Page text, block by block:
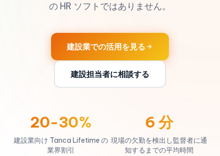
の HR ソフトではありません。
建設業での活用を見る
建設担当者に相談する
20-30%
建設業向け Tanca Lifetime の
業界割引
6 分
現場の欠勤を検出し監督者に通
知するまでの平均時間